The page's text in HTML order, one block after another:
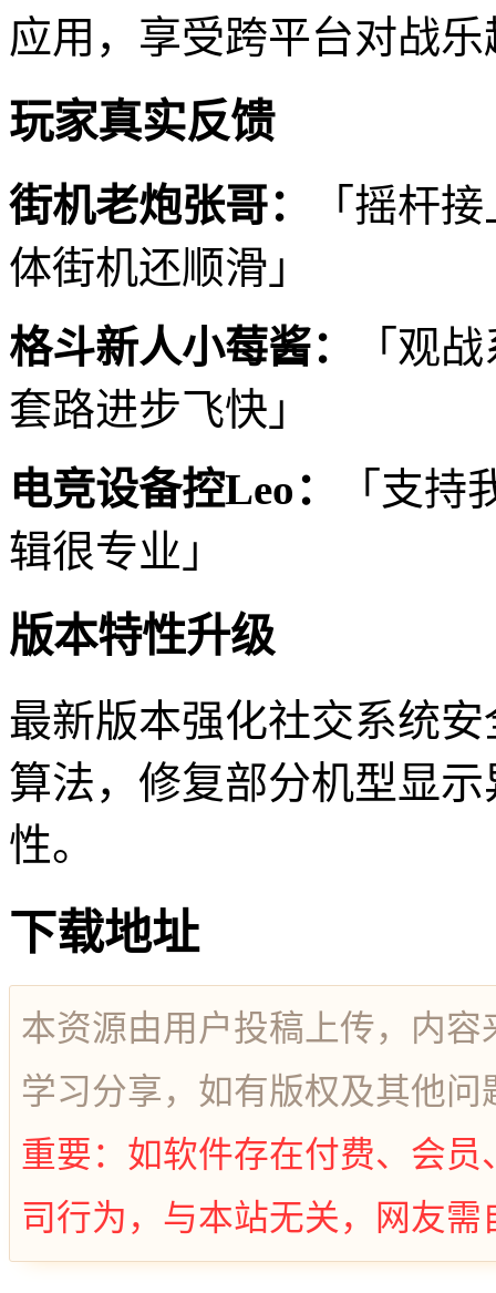
应用，享受跨平台对战乐
玩家真实反馈
街机老炮张哥：
「摇杆
体街机还顺滑」
格斗新人小莓酱：
「观
套路进步飞快」
电竞设备控Leo：
「支
辑很专业」
版本特性升级
最新版本强化社交系统
算法，修复部分机型显
性。
下载地址
本资源由用户投稿上传，内
学习分享，如有版权及其他
重要：如软件存在付费、会
司行为，与本站无关，网友需